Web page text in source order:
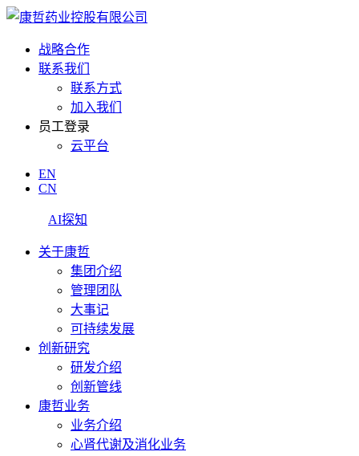
战略合作
联系我们
联系方式
加入我们
员工登录
云平台
EN
CN
AI探知
关于康哲
集团介绍
管理团队
大事记
可持续发展
创新研究
研发介绍
创新管线
康哲业务
业务介绍
心肾代谢及消化业务